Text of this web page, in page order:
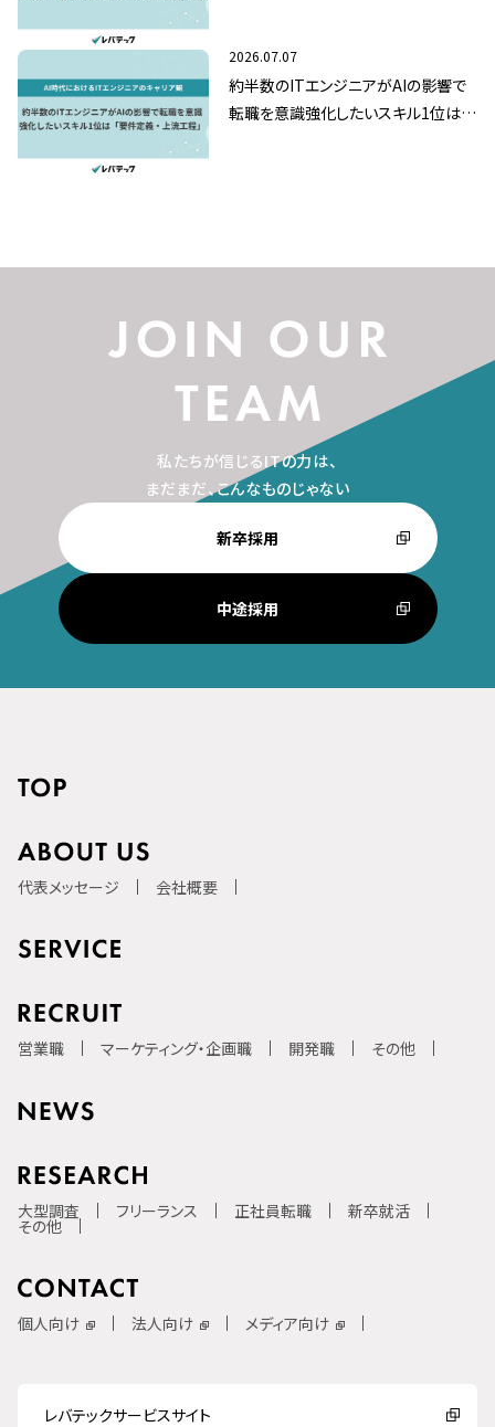
2026.07.07
約半数のITエンジニアがAIの影響で
転職を意識強化したいスキル1位は
私たちが信じるITの力は、
まだまだ、こんなものじゃない
新卒採用
中途採用
代表メッセージ 会社概要
営業職 マーケティング・企画職 開発職 その他
大型調査 フリーランス 正社員転職 新卒就活
その他
個人向け 法人向け メディア向け
レバテックサービスサイト